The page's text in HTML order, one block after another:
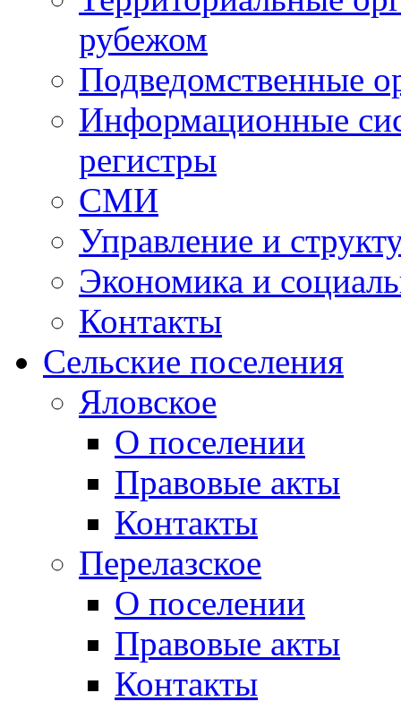
рубежом
Подведомственные
Информационные
регистры
СМИ
Управление и
Экономика и
Контакты
Сельские поселения
Яловское
О поселении
Правовые акты
Контакты
Перелазское
О поселении
Правовые акты
Контакты